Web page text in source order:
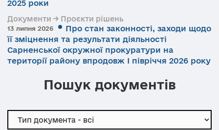
2025 роки
Документи → Проєкти рішень
13 липня 2026
Про стан законності, заходи щодо
її зміцнення та результати діяльності
Сарненської окружної прокуратури на
території району впродовж І півріччя 2026 року
Пошук документів